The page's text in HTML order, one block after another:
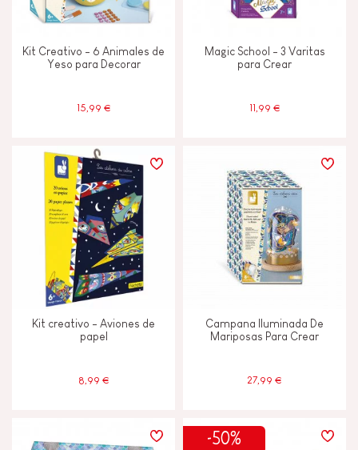
Kit Creativo - 6 Animales de
Yeso para Decorar
15,99 €
Magic School - 3 Varitas
para Crear
11,99 €
Kit creativo - Aviones de
papel
8,99 €
Campana Iluminada De
Mariposas Para Crear
27,99 €
-50%